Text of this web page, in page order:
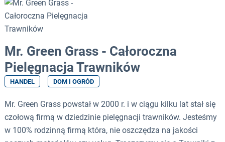
Mr. Green Grass - Całoroczna
Pielęgnacja Trawników
HANDEL DOM I OGRÓD
Mr. Green Grass powstał w 2000 r. i w ciągu kilku lat stał się
czołową firmą w dziedzinie pielęgnacji trawników. Jesteśmy
w 100% rodzinną firmą która, nie oszczędza na jakości